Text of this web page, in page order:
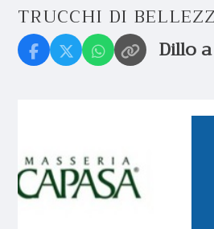
TRUCCHI DI
Dillo